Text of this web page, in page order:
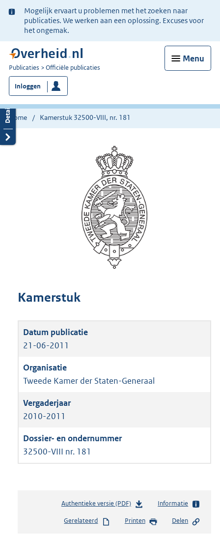
Ter
informatie:
Mogelijk ervaart u problemen met het zoeken naar
publicaties. We werken aan een oplossing. Excuses voor
het ongemak.
Menu
U
bent
nu
hier:
Publicaties Officiële publicaties
Inloggen
Home Kamerstuk 32500-VIII, nr. 181
Kamerstuk
21-06-2011
Tweede Kamer der Staten-Generaal
2010-2011
32500-VIII nr. 181
Authentieke versie (PDF)b
s
Informatie
Gerelateerd Printen Delen